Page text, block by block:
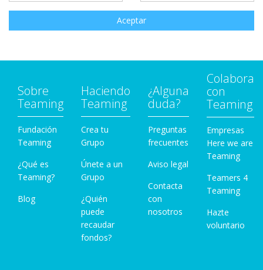
Aceptar
Sobre
Teaming
Fundación
Teaming
¿Qué es
Teaming?
Blog
Haciendo
Teaming
Crea tu
Grupo
Únete a un
Grupo
¿Quién
puede
recaudar
fondos?
¿Alguna
duda?
Preguntas
frecuentes
Aviso legal
Contacta
con
nosotros
Colabora
con
Teaming
Empresas
Here we are
Teaming
Teamers 4
Teaming
Hazte
voluntario